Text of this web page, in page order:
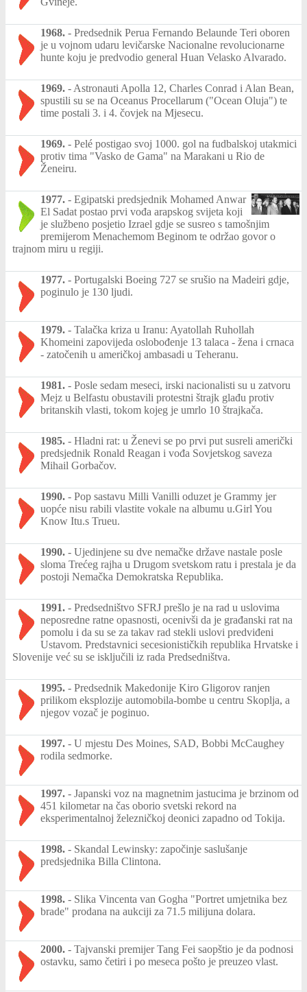
1968. - Predsednik Perua Fernando Belaunde Teri oboren
je u vojnom udaru levičarske Nacionalne revolucionarne
hunte koju je predvodio general Huan Velasko Alvarado.
1969. - Astronauti Apolla 12, Charles Conrad i Alan Bean,
spustili su se na Oceanus Procellarum ("Ocean Oluja") te
time postali 3. i 4. čovjek na Mjesecu.
1969. - Pelé postigao svoj 1000. gol na fudbalskoj utakmici
protiv tima "Vasko de Gama" na Marakani u Rio de
Ženeiru.
1977. - Egipatski predsjednik Mohamed Anwar
El Sadat postao prvi vođa arapskog svijeta koji
je službeno posjetio Izrael gdje se susreo s tamošnjim
premijerom Menachemom Beginom te održao govor o
trajnom miru u regiji.
1977. - Portugalski Boeing 727 se srušio na Madeiri gdje,
poginulo je 130 ljudi.
1979. - Talačka kriza u Iranu: Ayatollah Ruhollah
Khomeini zapovijeda oslobođenje 13 talaca - žena i crnaca
- zatočenih u američkoj ambasadi u Teheranu.
1981. - Posle sedam meseci, irski nacionalisti su u zatvoru
Mejz u Belfastu obustavili protestni štrajk glađu protiv
britanskih vlasti, tokom kojeg je umrlo 10 štrajkača.
1985. - Hladni rat: u Ženevi se po prvi put susreli američki
predsjednik Ronald Reagan i vođa Sovjetskog saveza
Mihail Gorbačov.
1990. - Pop sastavu Milli Vanilli oduzet je Grammy jer
uopće nisu rabili vlastite vokale na albumu u.Girl You
Know Itu.s Trueu.
1990. - Ujedinjene su dve nemačke države nastale posle
sloma Trećeg rajha u Drugom svetskom ratu i prestala je da
postoji Nemačka Demokratska Republika.
1991. - Predsedništvo SFRJ prešlo je na rad u uslovima
neposredne ratne opasnosti, ocenivši da je građanski rat na
pomolu i da su se za takav rad stekli uslovi predviđeni
Ustavom. Predstavnici secesionističkih republika Hrvatske i
Slovenije već su se isključili iz rada Predsedništva.
1995. - Predsednik Makedonije Kiro Gligorov ranjen
prilikom eksplozije automobila-bombe u centru Skoplja, a
njegov vozač je poginuo.
1997. - U mjestu Des Moines, SAD, Bobbi McCaughey
rodila sedmorke.
1997. - Japanski voz na magnetnim jastucima je brzinom od
451 kilometar na čas oborio svetski rekord na
eksperimentalnoj železničkoj deonici zapadno od Tokija.
1998. - Skandal Lewinsky: započinje saslušanje
predsjednika Billa Clintona.
1998. - Slika Vincenta van Gogha "Portret umjetnika bez
brade" prodana na aukciji za 71.5 milijuna dolara.
2000. - Tajvanski premijer Tang Fei saopštio je da podnosi
ostavku, samo četiri i po meseca pošto je preuzeo vlast.